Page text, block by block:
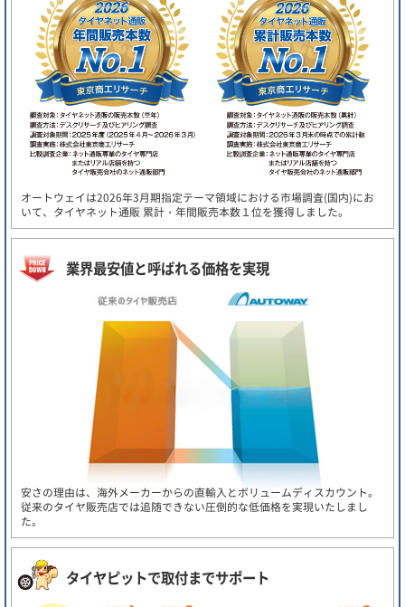
オートウェイは2026年3月期指定テーマ領域における市場調査(国内)にお
いて、タイヤネット通販 累計・年間販売本数１位を獲得しました。
業界最安値と呼ばれる価格を実現
安さの理由は、海外メーカーからの直輸入とボリュームディスカウント。
従来のタイヤ販売店では追随できない圧倒的な低価格を実現いたしまし
た。
タイヤピットで取付までサポート